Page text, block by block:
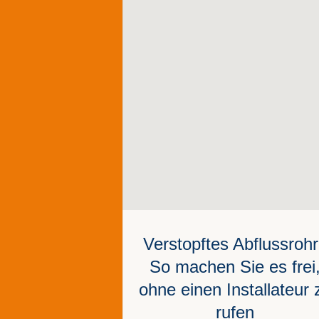
Verstopftes
So machen Sie es frei,
ohne einen Installateur
rufen